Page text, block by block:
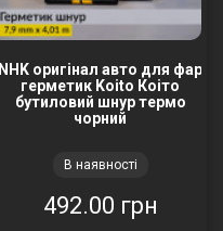
NHK оригінал авто для фар
герметик Koito Коіто
бутиловий шнур термо
чорний
В наявності
492.00 грн